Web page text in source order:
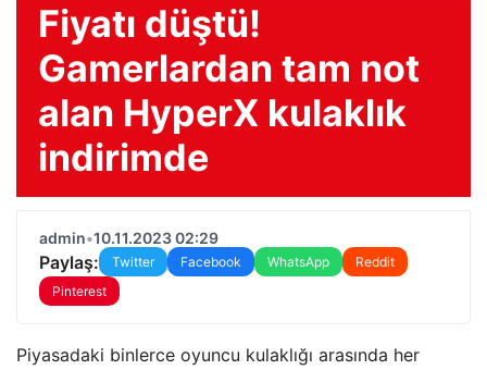
Fiyatı düştü!
Gamerlardan tam not
alan HyperX kulaklık
indirimde
admin•10.11.2023 02:29
Paylaş: Twitter Facebook WhatsApp
Reddit
Pinterest
Piyasadaki binlerce oyuncu kulaklığı arasında her